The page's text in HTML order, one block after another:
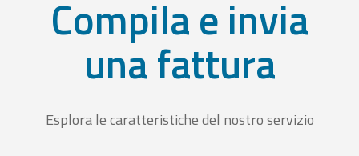
Compila e invia
una fattura
Esplora le caratteristiche del nostro servizio